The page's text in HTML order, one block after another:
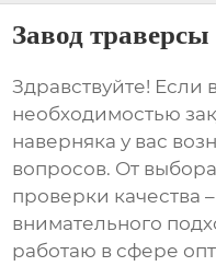
Завод траверсы
Здравствуйте! Если
необходимостью
наверняка у вас
вопросов. От
проверки качества
внимательного
работаю в сфере